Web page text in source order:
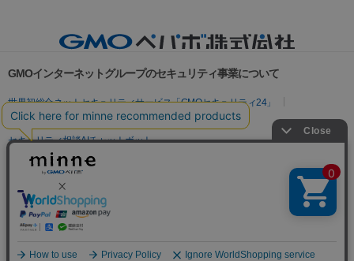
GMOインターネットグループのセキュリティ事業について
世界初総合ネットセキュリティサービス「GMOセキュリティ24」
パスワード漏洩診断
Webサイトリスク診断
セキュリティ相談AIチャットボット
実在証明・盗聴対策
サイバー攻撃対策（GMO Flatt Security）
セキュリティ事業の軌跡